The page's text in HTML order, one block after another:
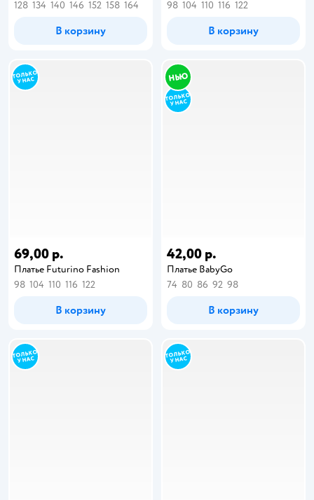
128 134 140 146 152 158 164
В корзину
98 104 110 116 122
В корзину
69,00 р.
Платье Futurino Fashion
98 104 110 116 122
В корзину
42,00 р.
Платье BabyGo
74 80 86 92 98
В корзину